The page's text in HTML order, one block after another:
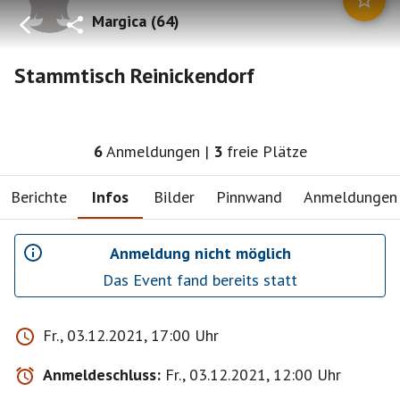
Margica(64)
Stammtisch Reinickendorf
6Anmeldungen | 3 freie Plätze
Berichte Infos Bilder Pinnwand Anmeldungen
Anmeldung nicht möglich
Das Event fand bereits statt
Fr., 03.12.2021, 17:00 Uhr
Anmeldeschluss: Fr., 03.12.2021, 12:00 Uhr